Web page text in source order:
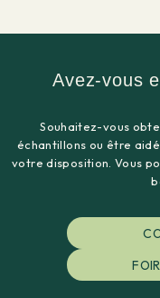
Avez-vous
Souhaitez-vous
échantillons ou être
votre disposition. Vous